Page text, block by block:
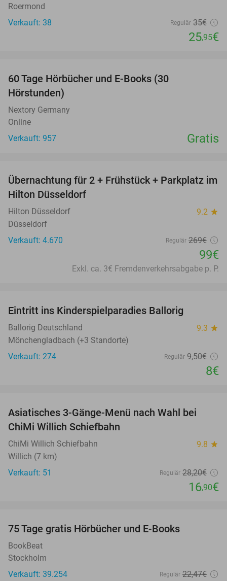
Roermond
Verkauft: 38
Regulär 35€
25,95€
60 Tage Hörbücher und E-Books (30
Hörstunden)
Nextory Germany
Online
Verkauft: 957
Gratis
63%
Übernachtung für 2 + Frühstück + Parkplatz im
Hilton Düsseldorf
Hilton Düsseldorf 9.2 star
Düsseldorf
Verkauft: 4.670
Regulär 269€
99€
Exkl. ca. 3€ Fremdenverkehrsabgabe p. P.
Eintritt ins Kinderspielparadies Ballorig
Ballorig Deutschland 9.3 star
Mönchengladbach (+3 Standorte)
Verkauft: 274
Regulär 9,50€
8€
40%
Asiatisches 3-Gänge-Menü nach Wahl bei
ChiMi Willich Schiefbahn
ChiMi Willich Schiefbahn 9.8 star
Willich (7 km)
Verkauft: 51
Regulär 28,20€
16,90€
75 Tage gratis Hörbücher und E-Books
BookBeat
Stockholm
Verkauft: 39.254
Regulär 22,47€